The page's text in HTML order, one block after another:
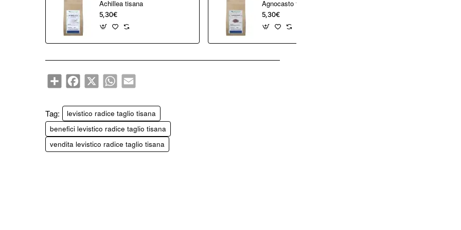
Achillea tisana
5,30€
Agnocasto frutti tisana
5,30€
ShareFacebook
X WhatsAppEmail
Tag:
levistico radice taglio tisana
benefici levistico radice taglio tisana
vendita levistico radice taglio tisana